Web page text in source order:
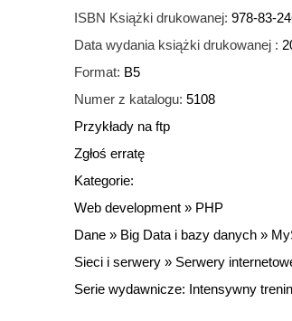
ISBN Książki drukowanej: 978-83-
Data wydania książki drukowanej :
Format: B5
Numer z katalogu: 5108
Przykłady na ftp
Zgłoś erratę
Kategorie:
Web development » PHP
Dane » Big Data i bazy danych »
Sieci i serwery » Serwery
Serie wydawnicze: Intensywny